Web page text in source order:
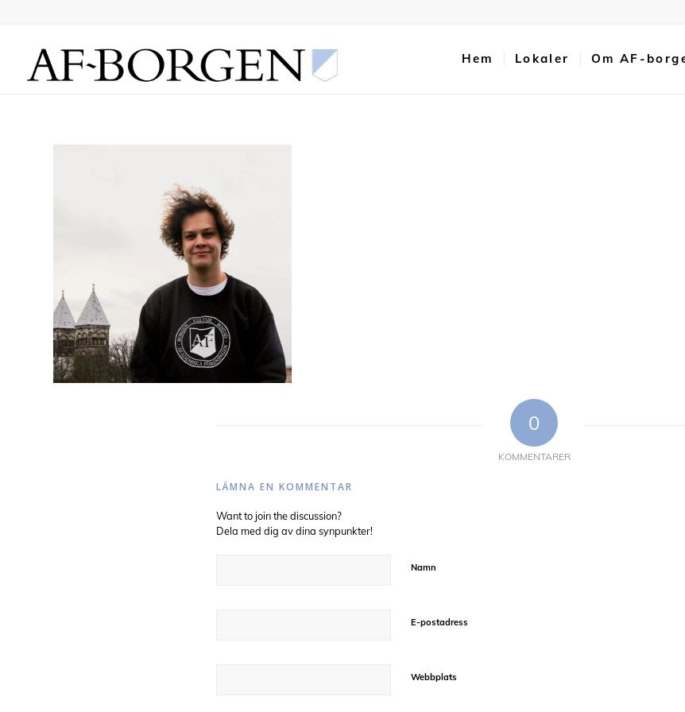
Hem Lokaler Om AF-
0
KOMMENTARER
LÄMNA EN KOMMENTAR
Want to join the discussion?
Dela med dig av dina synpunkter!
Namn
E-postadress
Webbplats